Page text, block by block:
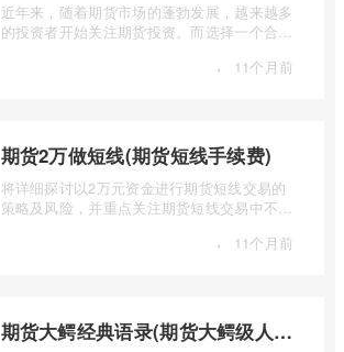
近年来，随着期货市场的蓬勃发展，越来越多
的投资者开始关注期货投资。而选择一个合适
· 11个月前
期货2万做短线(期货短线手续费)
将详细探讨以2万元资金进行期货短线交易的
策略及风险，并重点关注期货短线交易中不可
· 11个月前
期货大鳄经典语录(期货大鳄级人物)